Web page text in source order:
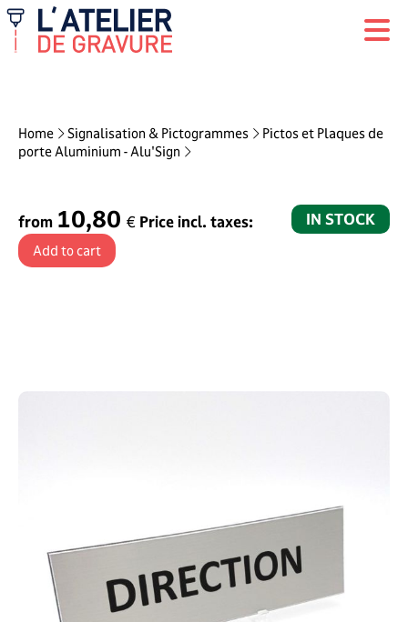
Home Signalisation & Pictogrammes
Pictos et Plaques de
porte Aluminium - Alu'Sign
from 10,80 € Price incl. taxes: IN STOCK